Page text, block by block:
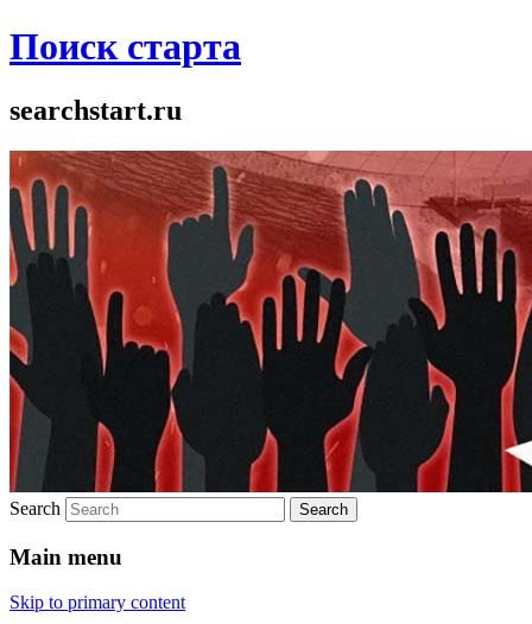
Поиск старта
searchstart.ru
Search
Main menu
Skip to primary content